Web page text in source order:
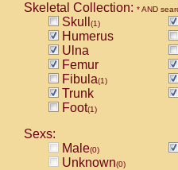
Skeletal Collection: * AND
Skull (1)
Humerus
Ulna
Femur
Fibula(1)
Trunk
Foot(1)
Sexs:
Male(0)
Unknown(0)